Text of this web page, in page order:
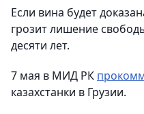
Если вина будет
грозит лишение
десяти лет.
7 мая в МИД РК
казахстанки в Грузии.